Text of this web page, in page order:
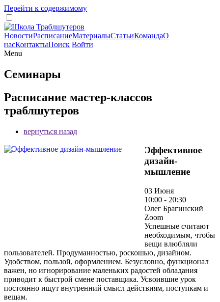
Перейти к содержимому
НовостиРасписаниеМатериалыСтатьиКомандаО
насКонтактыПоиск Войти
Menu
Семинары
Расписание мастер-классов
траблшутеров
вернуться назад
Эффективное
дизайн-
мышление
03 Июня
10:00 - 20:30
Олег Брагинский
Zoom
Успешные считают
необходимым, чтобы
вещи влюбляли
пользователей. Продуманностью, роскошью, дизайном.
Удобством, пользой, оформлением. Безусловно, функционал
важен, но игнорирование маленьких радостей обладания
приводит к быстрой смене поставщика. Усвоившие урок
постоянно ищут внутренний смысл действиям, поступкам и
вещам.